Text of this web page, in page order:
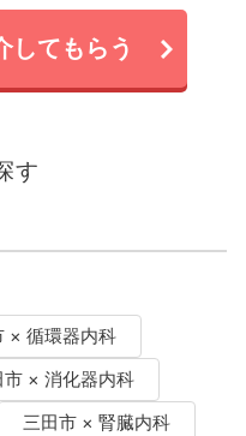
してもらう
す
× 循環器内科
市 × 消化器内科
三田市 × 腎臓内科